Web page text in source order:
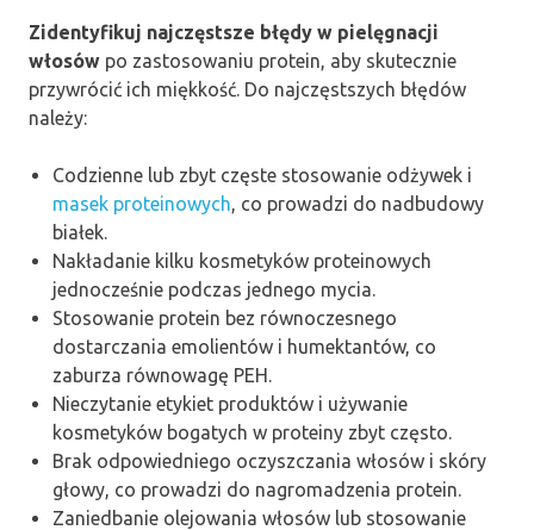
Zidentyfikuj najczęstsze błędy w pielęgnacji
włosów po zastosowaniu protein, aby skutecznie
przywrócić ich miękkość. Do najczęstszych błędów
należy:
Codzienne lub zbyt częste stosowanie odżywek i
masek proteinowych , co prowadzi do nadbudowy
białek.
Nakładanie kilku kosmetyków proteinowych
jednocześnie podczas jednego mycia.
Stosowanie protein bez równoczesnego
dostarczania emolientów i humektantów, co
zaburza równowagę PEH.
Nieczytanie etykiet produktów i używanie
kosmetyków bogatych w proteiny zbyt często.
Brak odpowiedniego oczyszczania włosów i skóry
głowy, co prowadzi do nagromadzenia protein.
Zaniedbanie olejowania włosów lub stosowanie